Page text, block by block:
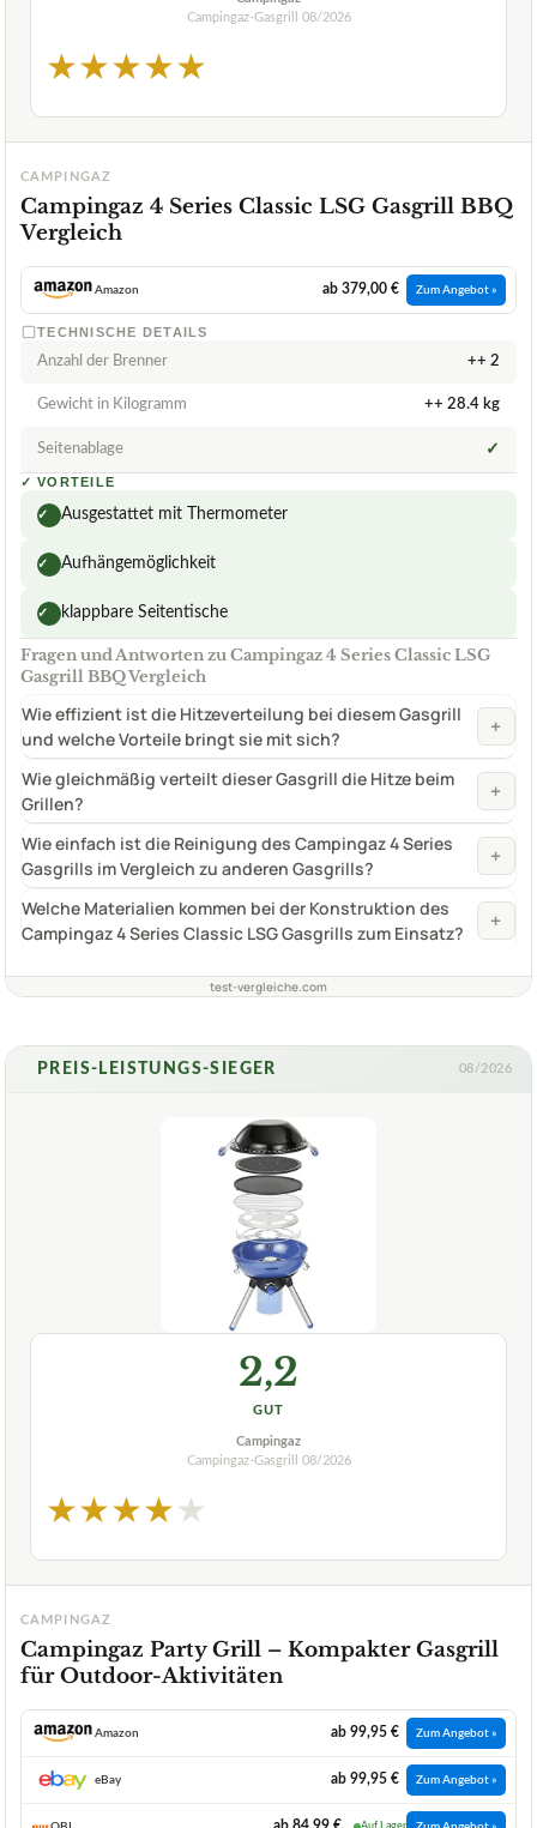
Campingaz-Gasgrill
08/2026
★★★★★
CAMPINGAZ
Campingaz 4 Series Classic LSG Gasgrill BBQ
Vergleich
Amazon ab 379,00 € Zum Angebot »
TECHNISCHE DETAILS
Anzahl der Brenner ++ 2
Gewicht in Kilogramm ++ 28.4 kg
Seitenablage ✓
✓ VORTEILE
✓ Ausgestattet mit Thermometer
✓ Aufhängemöglichkeit
✓ klappbare Seitentische
Fragen und Antworten zu Campingaz 4 Series Classic LSG
Gasgrill BBQ Vergleich
Wie effizient ist die Hitzeverteilung bei diesem Gasgrill
und welche Vorteile bringt sie mit sich?
+
Wie gleichmäßig verteilt dieser Gasgrill die Hitze beim
Grillen?
+
Wie einfach ist die Reinigung des Campingaz 4 Series
Gasgrills im Vergleich zu anderen Gasgrills?
+
Welche Materialien kommen bei der Konstruktion des
Campingaz 4 Series Classic LSG Gasgrills zum Einsatz?
+
test-vergleiche.com
PREIS-LEISTUNGS-SIEGER 08/2026
2,2
GUT
Campingaz
Campingaz-Gasgrill
08/2026
★★★★★
CAMPINGAZ
Campingaz Party Grill – Kompakter Gasgrill
für Outdoor-Aktivitäten
Amazon ab 99,95 € Zum Angebot »
eBay ab 99,95 € Zum Angebot »